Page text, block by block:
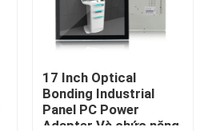
17 Inch Optical
Bonding Industrial
Panel PC Power
Adapter Và chức năng